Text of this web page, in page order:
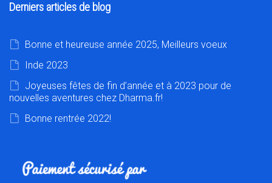
Derniers articles de blog
Bonne et heureuse année 2025, Meilleurs voeux
Inde 2023
Joyeuses fêtes de fin d’année et à 2023 pour de
nouvelles aventures chez Dharma.fr!
Bonne rentrée 2022!